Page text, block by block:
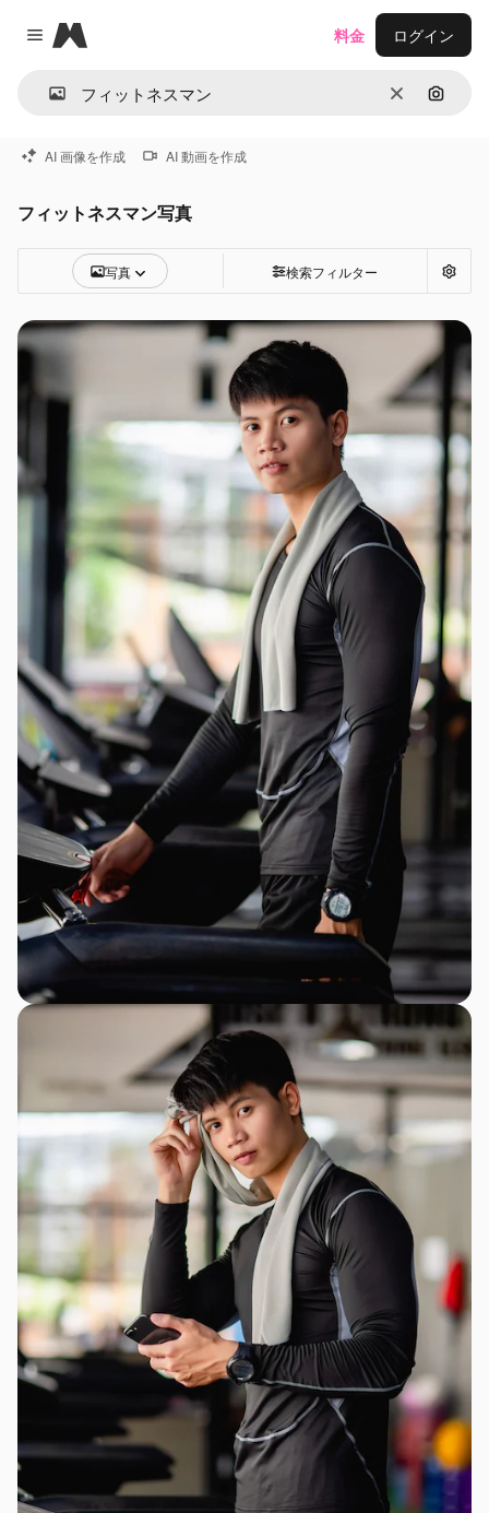
Close menu
Magnific
消去 画像で
料金 ログイン
AI 画像を作成 AI 動画を作成
フィットネスマン写真
写真 検索フィルター